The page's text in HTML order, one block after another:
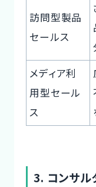
訪問型製品
セールス
メディア利
用型セール
ス
3. コンサル